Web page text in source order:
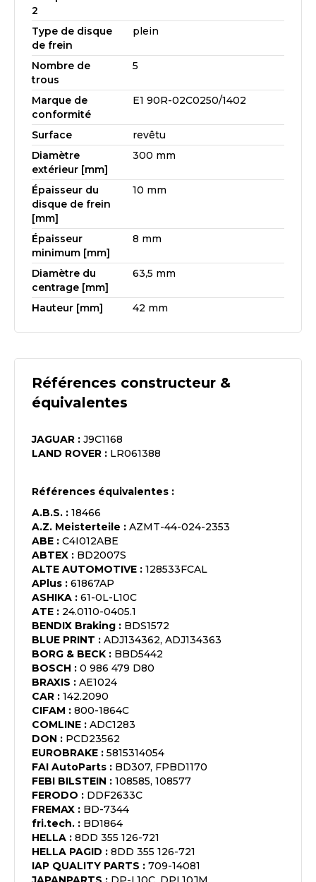
2
Type de disque
de frein
plein
Nombre de
trous
5
Marque de
conformité
E1 90R-02C0250/1402
Surface
revêtu
Diamètre
extérieur [mm]
300 mm
Épaisseur du
disque de frein
[mm]
10 mm
Épaisseur
minimum [mm]
8 mm
Diamètre du
centrage [mm]
63,5 mm
Hauteur [mm] 42 mm
Références constructeur &
équivalentes
JAGUAR : J9C1168
LAND ROVER : LR061388
Références équivalentes :
A.B.S. : 18466
A.Z. Meisterteile : AZMT-44-024-2353
ABE : C4I012ABE
ABTEX : BD2007S
ALTE AUTOMOTIVE : 128533FCAL
APlus : 61867AP
ASHIKA : 61-0L-L10C
ATE : 24.0110-0405.1
BENDIX Braking : BDS1572
BLUE PRINT : ADJ134362, ADJ134363
BORG & BECK : BBD5442
BOSCH : 0 986 479 D80
BRAXIS : AE1024
CAR : 142.2090
CIFAM : 800-1864C
COMLINE : ADC1283
DON : PCD23562
EUROBRAKE : 5815314054
FAI AutoParts : BD307, FPBD1170
FEBI BILSTEIN : 108585, 108577
FERODO : DDF2633C
FREMAX : BD-7344
fri.tech. : BD1864
HELLA : 8DD 355 126-721
HELLA PAGID : 8DD 355 126-721
IAP QUALITY PARTS : 709-14081